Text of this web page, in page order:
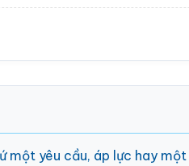
một yêu cầu, áp lực hay